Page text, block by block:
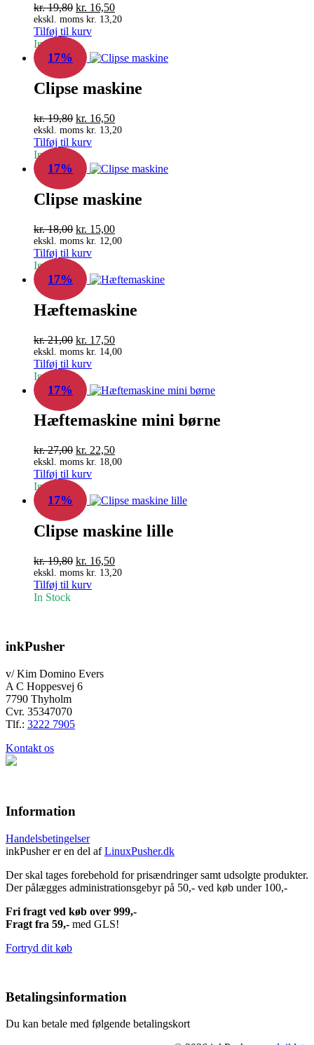
kr.19,80 Den
oprindelige
pris
var:
kr. 19,80.
kr. 16,50Den
aktuelle
kr. 16,50.
ekskl. moms kr. 13,20
Tilføj til kurv
In Stock
17%
Clipse maskine
kr.19,80 Den
oprindelige
pris
var:
kr. 19,80.
kr. 16,50Den
aktuelle
kr. 16,50.
ekskl. moms kr. 13,20
Tilføj til kurv
In Stock
17%
Clipse maskine
kr.18,00 Den
oprindelige
pris
var:
kr. 18,00.
kr. 15,00Den
aktuelle
kr. 15,00.
ekskl. moms kr. 12,00
Tilføj til kurv
In Stock
17%
Hæftemaskine
kr.21,00 Den
oprindelige
pris
var:
kr. 21,00.
kr. 17,50Den
aktuelle
kr. 17,50.
ekskl. moms kr. 14,00
Tilføj til kurv
In Stock
17%
Hæftemaskine mini børne
kr.27,00 Den
oprindelige
pris
var:
kr. 27,00.
kr. 22,50Den
aktuelle
kr. 22,50.
ekskl. moms kr. 18,00
Tilføj til kurv
In Stock
17%
Clipse maskine lille
kr.19,80 Den
oprindelige
pris
kr. 16,50Den
aktuelle
ekskl. moms kr. 13,20
Tilføj til kurv
In Stock
inkPusher
v/ Kim Domino Evers
A C Hoppesvej 6
7790 Thyholm
Cvr. 35347070
Tlf.: 3222 7905
Kontakt os
Information
Handelsbetingelser
inkPusher er en del afLinuxPusher.dk
Der skal tages forebehold for prisændringer samt udsolgte produkter.
Der pålægges administrationsgebyr på 50,- ved køb under 100,-
Fri fragt ved køb over 999,-
Fragt fra 59,- med GLS!
Fortryd dit køb
Betalingsinformation
Du kan betale med følgende betalingskort